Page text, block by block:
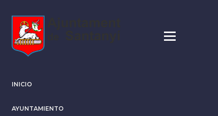
contenido
principal
INICIO
AYUNTAMIENTO